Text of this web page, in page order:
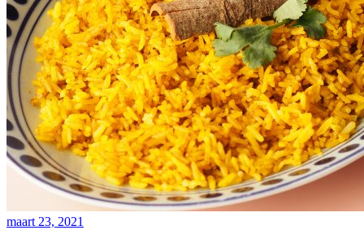
maart 23, 2021